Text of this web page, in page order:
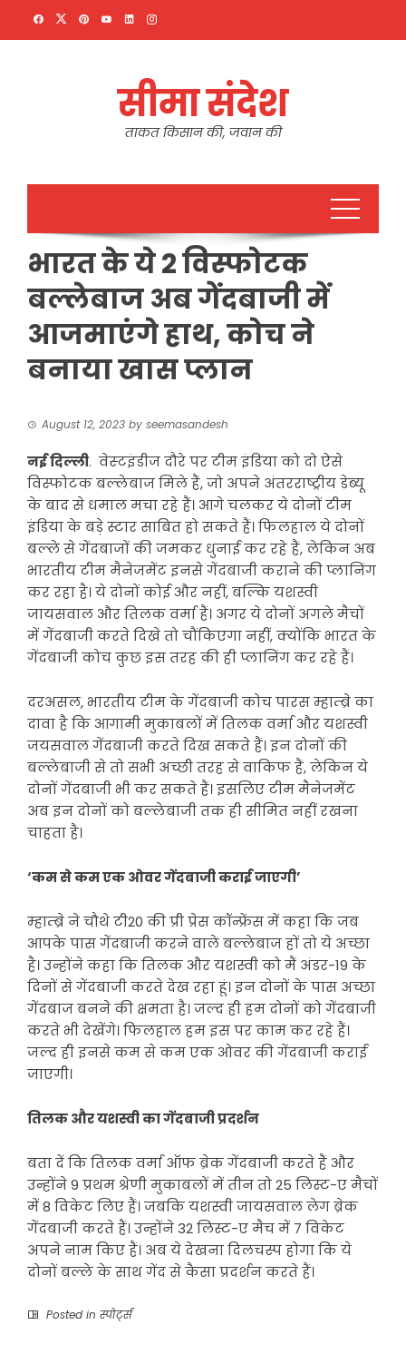
सीमा संदेश
ताकत किसान की, जवान की
भारत के ये 2 विस्‍फोटक
बल्‍लेबाज अब गेंदबाजी में
आजमाएंगे हाथ, कोच ने
बनाया खास प्लान
August 12, 2023 by seemasandesh
नई दिल्ली. वेस्‍टइंडीज दौरे पर टीम इंडिया को दो ऐसे
विस्फोटक बल्लेबाज मिले हैं, जो अपने अंतरराष्ट्रीय डेब्यू
के बाद से धमाल मचा रहे हैं। आगे चलकर ये दोनों टीम
इंडिया के बड़े स्टार साबित हो सकते हैं। फिलहाल ये दोनों
बल्‍ले से गेंदबाजों की जमकर धुनाई कर रहे हैं, लेकिन अब
भारतीय टीम मैनेजमेंट इनसे गेंदबाजी कराने की प्लानिंग
कर रहा है। ये दोनों कोई और नहीं, बल्कि यशस्वी
जायसवाल और तिलक वर्मा हैं। अगर ये दोनों अगले मैचों
में गेंदबाजी करते दिखे तो चौंकिएगा नहीं, क्योंकि भारत के
गेंदबाजी कोच कुछ इस तरह की ही प्लानिंग कर रहे हैं।
दरअसल, भारतीय टीम के गेंदबाजी कोच पारस म्हाम्ब्रे का
दावा है कि आगामी मुकाबलों में तिलक वर्मा और यशस्वी
जयसवाल गेंदबाजी करते दिख सकते हैं। इन दोनों की
बल्लेबाजी से तो सभी अच्छी तरह से वाकिफ हैं, लेकिन ये
दोनों गेंदबाजी भी कर सकते हैं। इसलिए टीम मैनेजमेंट
अब इन दोनों को बल्लेबाजी तक ही सीमित नहीं रखना
चाहता है।
‘कम से कम एक ओवर गेंदबाजी कराई जाएगी’
म्हाम्ब्रे ने चौथे टी20 की प्री प्रेस कॉन्फ्रेंस में कहा कि जब
आपके पास गेंदबाजी करने वाले बल्लेबाज हों तो ये अच्छा
है। उन्होंने कहा कि तिलक और यशस्वी को मैं अंडर-19 के
दिनों से गेंदबाजी करते देख रहा हूं। इन दोनों के पास अच्छा
गेंदबाज बनने की क्षमता है। जल्द ही हम दोनों को गेंदबाजी
करते भी देखेंगे। फिलहाल हम इस पर काम कर रहे हैं।
जल्द ही इनसे कम से कम एक ओवर की गेंदबाजी कराई
जाएगी।
तिलक और यशस्वी का गेंदबाजी प्रदर्शन
बता दें कि तिलक वर्मा ऑफ ब्रेक गेंदबाजी करते हैं और
उन्होंने 9 प्रथम श्रेणी मुकाबलों में तीन तो 25 लिस्ट-ए मैचों
में 8 विकेट लिए हैं। जबकि यशस्वी जायसवाल लेग ब्रेक
गेंदबाजी करते हैं। उन्होंने 32 लिस्ट-ए मैच में 7 विकेट
अपने नाम किए हैं। अब ये देखना दिलचस्प होगा कि ये
दोनों बल्ले के साथ गेंद से कैसा प्रदर्शन करते हैं।
Posted in स्पोर्ट्स